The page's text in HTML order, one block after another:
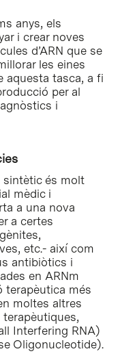
anys, els
i crear noves
d’ARN que se
les eines
aquesta tasca, a fi
per al
i
sintètic és molt
mèdic i
a una nova
a certes
etc.- així com
antibiòtics i
en ARNm
terapèutica més
moltes altres
terapèutiques,
Interfering RNA)
Oligonucleotide).